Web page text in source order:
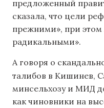
предложенный
сказала, что цели
прежними», при
радикальными».
А говоря о
талибов в Кишинев,
минсельхозу и МИД
как чиновники на